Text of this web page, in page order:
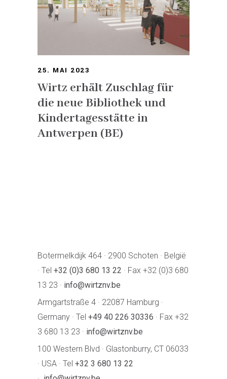
25. MAI 2023
Wirtz erhält Zuschlag für
die neue Bibliothek und
Kindertagesstätte in
Antwerpen (BE)
Botermelkdijk 464 · 2900 Schoten · België
· Tel +32 (0)3 680 13 22 · Fax +32 (0)3 680
13 23 · info@wirtznv.be
Armgartstraße 4 · 22087 Hamburg ·
Germany · Tel +49 40 226 30336 · Fax +32
3 680 13 23 · info@wirtznv.be
100 Western Blvd · Glastonburry, CT 06033
· USA · Tel +32 3 680 13 22